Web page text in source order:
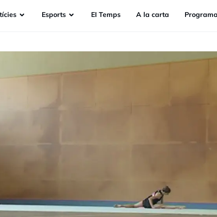
Esports EI Temps A la carta